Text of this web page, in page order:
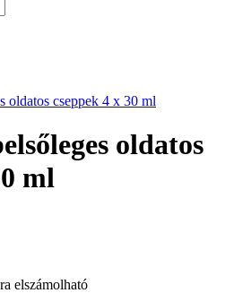
oldatos cseppek 4 x 30 ml
oldatos
ml
elszámolható